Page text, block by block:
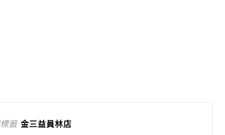
籤 金三益員林店